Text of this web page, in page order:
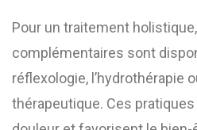
Pour un traitement
complémentaires sont
réflexologie, l’hydrothérapie
thérapeutique. Ces